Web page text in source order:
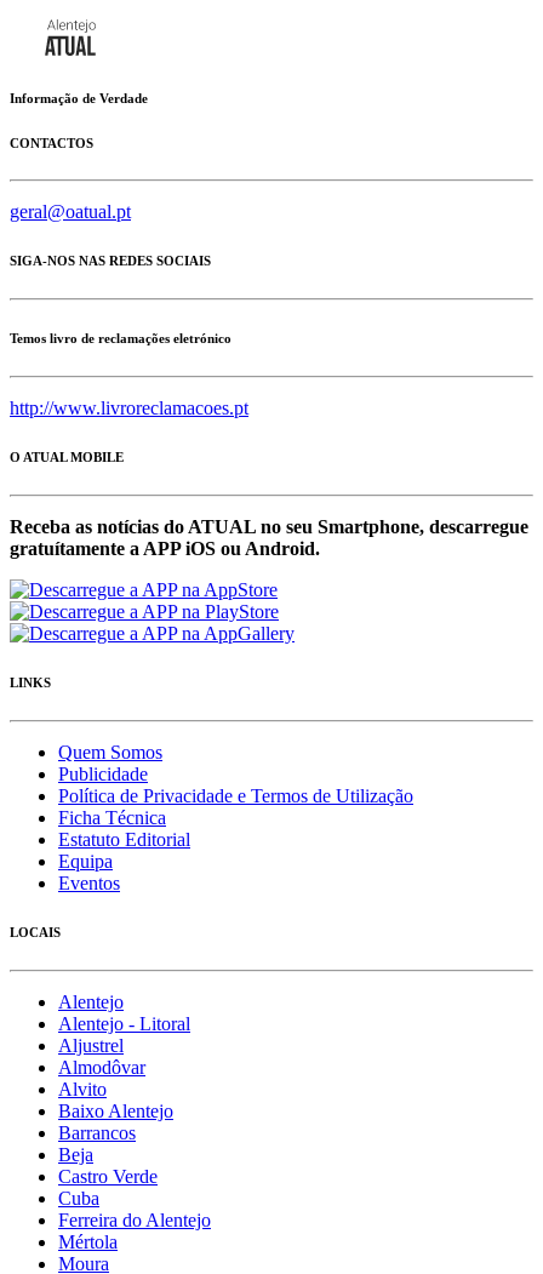
Informação de Verdade
CONTACTOS
geral@oatual.pt
SIGA-NOS NAS REDES SOCIAIS
Temos livro de reclamações eletrónico
http://www.livroreclamacoes.pt
O ATUAL MOBILE
Receba as notícias do ATUAL no seu Smartphone, descarregue
gratuítamente a APP iOS ou Android.
LINKS
Quem Somos
Publicidade
Política de Privacidade e Termos de Utilização
Ficha Técnica
Estatuto Editorial
Equipa
Eventos
LOCAIS
Alentejo
Alentejo - Litoral
Aljustrel
Almodôvar
Alvito
Baixo Alentejo
Barrancos
Beja
Castro Verde
Cuba
Ferreira do Alentejo
Mértola
Moura